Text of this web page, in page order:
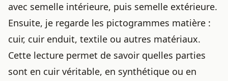
avec semelle intérieure, puis semelle extérieure.
Ensuite, je regarde les pictogrammes matière :
cuir, cuir enduit, textile ou autres matériaux.
Cette lecture permet de savoir quelles parties
sont en cuir véritable, en synthétique ou en